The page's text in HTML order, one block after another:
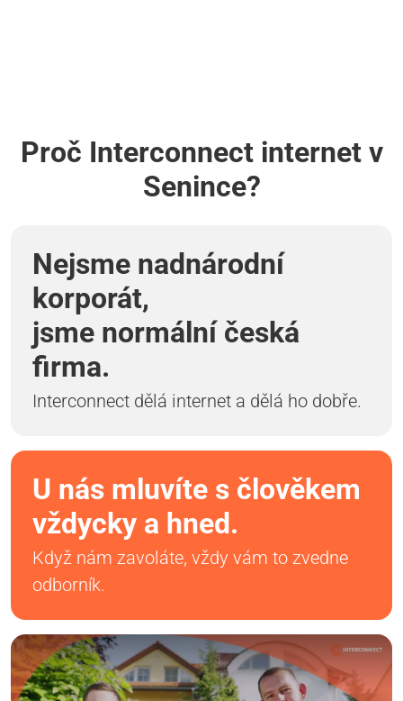
Proč Interconnect internet v
Senince?
Nejsme nadnárodní
korporát,
jsme normální česká
firma.
Interconnect dělá internet a dělá ho dobře.
U nás mluvíte s člověkem
vždycky a hned.
Když nám zavoláte, vždy vám to zvedne
odborník.